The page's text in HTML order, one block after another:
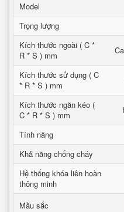
Model
Trọng lượng
Kích thước ngoài ( C *
R * S ) mm
Kích thước sử dụng ( C
* R * S ) mm
Kích thước ngăn kéo (
C * R * S ) mm
Tính năng
Khả năng chống cháy
Hệ thống khóa liên hoàn
thông minh
Mầu sắc